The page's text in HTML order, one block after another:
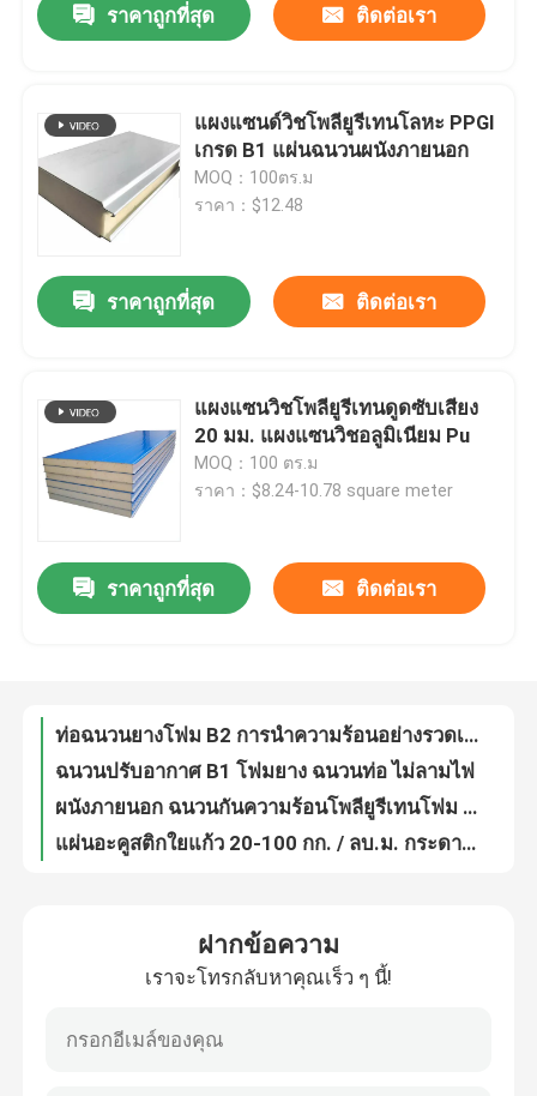
บ้าน
เกี่ยวกับเรา
วัสดุฉนวนความร้อน
ฉนวนใยแก้วกันความร้อน
ราคาถูกที่สุด ติดต่อเรา
แผงแซนด์วิชโพลียูรีเทนโลหะ PPGI
เกรด B1 แผ่นฉนวนผนังภายนอก
MOQ：100ตร.ม
ราคา：$12.48
ราคาถูกที่สุด ติดต่อเรา
แผงแซนวิชโพลียูรีเทนดูดซับเสียง
20 มม. แผงแซนวิชอลูมิเนียม Pu
MOQ：100 ตร.ม
ราคา：$8.24-10.78 square meter
ราคาถูกที่สุด ติดต่อเรา
แผงแซนวิชขนหินเหล็กสีแผ่นอลูมิเนียม 0.12-0.6 มม
ฉนวนความร้อนห้องเย็นโพลียูรีเทนแผงแซนวิช ลดเสียงรบกวน 50กก./ลบ.ม
แผ่นใยแก้วไฟเบอร์กลาสสำหรับวัสดุก่อสร้างเครื่องปรับอากาศกว้าง 0.6 ม
แผ่นฉนวนใยแก้วใยแก้ว ISO สารหน่วงไฟอลูมิเนียมฟอยล์
ฝากข้อความ
เราจะโทรกลับหาคุณเร็ว ๆ นี้!